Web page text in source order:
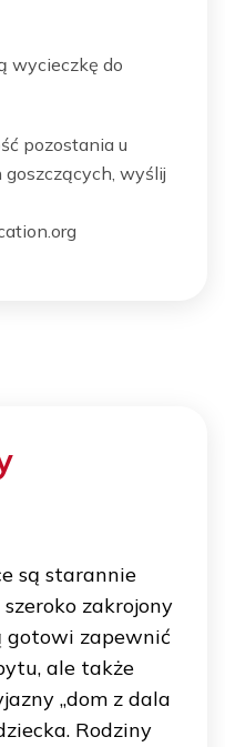
wycieczkę do
pozostania u
wyślij
są starannie
zakrojony
gotowi zapewnić
ale także
„dom z dala
Rodziny